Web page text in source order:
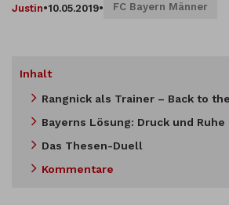
Justin•10.05.2019• FC Bayern Männer
Inhalt
Rangnick als Trainer – Back to
Bayerns Lösung: Druck und Ruhe
Das Thesen-Duell
Kommentare